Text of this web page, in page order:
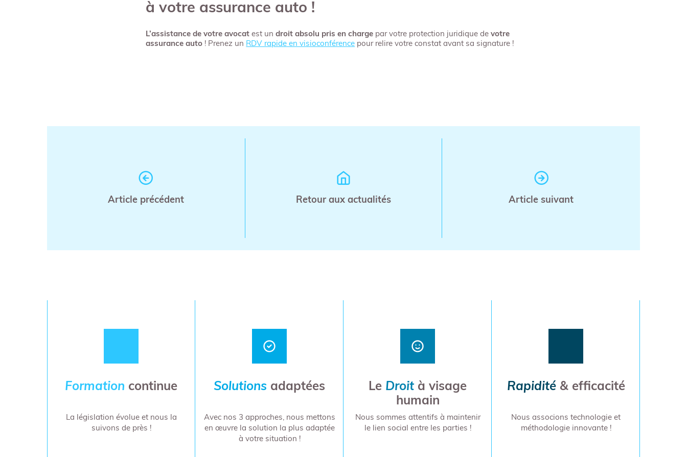
à votre assurance auto !
L’assistance de votre avocat est undroit absolu pris en charge par votre protection juridique devotre
assurance auto ! Prenez un RDV rapide en visioconférence pour relire votre constat avant sa signature !
Article précédent Retour aux actualités Article suivant
Formation continue
La législation évolue et nous la
suivons de près !
Solutions adaptées
Avec nos 3 approches, nous mettons
en œuvre la solution la plus adaptée
à votre situation !
Le Droità visage
humain
Nous sommes attentifs à maintenir
le lien social entre les parties !
Rapidité& efficacité
Nous associons technologie et
méthodologie innovante !